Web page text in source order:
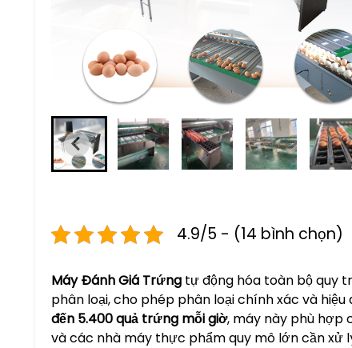
4.9/5 - (14 bình chọn)
Máy Đánh Giá Trứng tự động hóa toàn bộ quy
phân loại, cho phép phân loại chính xác và
đến 5.400 quả trứng mỗi giờ, máy này phù hợp
và các nhà máy thực phẩm quy mô lớn cần xử